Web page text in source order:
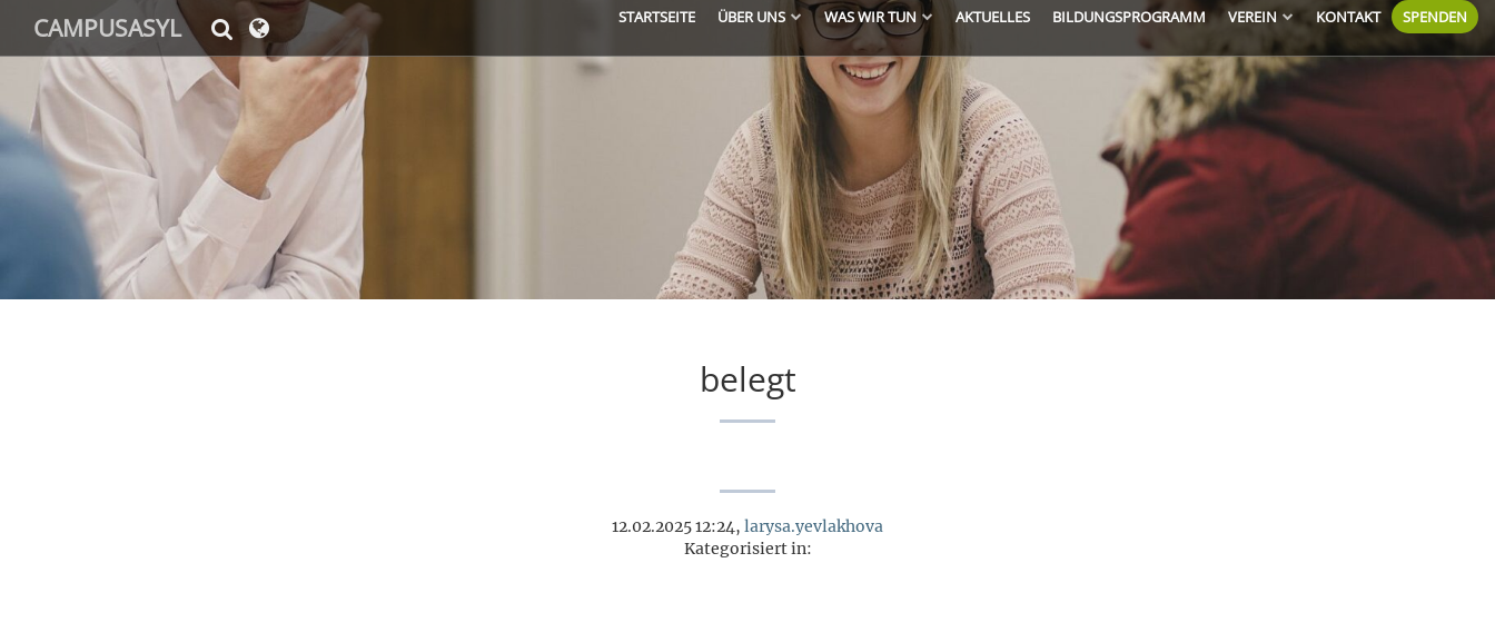
CAMPUSASYL STARTSEITE ÜBER UNS WAS WIR TUN AKTUELLES BILDUNGSPROGRAMM VEREIN KONTAKT SPENDEN
belegt
12.02.2025 12:24, larysa.yevlakhova
Kategorisiert in: